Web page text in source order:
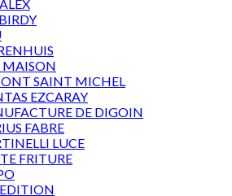
MAISON
SAINT MICHEL
EZCARAY
DE DIGOIN
FABRE
LUCE
FRITURE